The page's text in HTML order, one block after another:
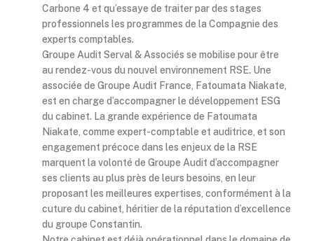
Carbone 4 et qu’essaye de traiter par des stages
professionnels les programmes de la Compagnie des
experts comptables.
Groupe Audit Serval & Associés se mobilise pour être
au rendez-vous du nouvel environnement RSE. Une
associée de Groupe Audit France, Fatoumata Niakate,
est en charge d’accompagner le développement ESG
du cabinet. La grande expérience de Fatoumata
Niakate, comme expert-comptable et auditrice, et son
engagement précoce dans les enjeux de la RSE
marquent la volonté de Groupe Audit d’accompagner
ses clients au plus près de leurs besoins, en leur
proposant les meilleures expertises, conformément à la
cuture du cabinet, héritier de la réputation d’excellence
du groupe Constantin.